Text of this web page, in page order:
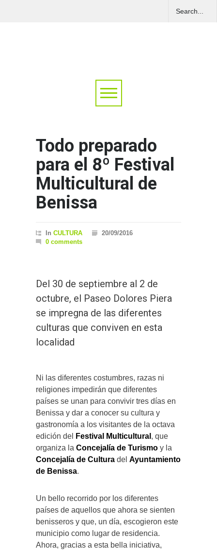
Todo preparado
para el 8º Festival
Multicultural de
Benissa
In CULTURA
20/09/2016
0 comments
Del 30 de septiembre al 2 de
octubre, el Paseo Dolores Piera
se impregna de las diferentes
culturas que conviven en esta
localidad
Ni las diferentes costumbres, razas ni
religiones impedirán que diferentes
países se unan para convivir tres días en
Benissa y dar a conocer su cultura y
gastronomía a los visitantes de la octava
edición del
Festival Multicultural , que
organiza la Concejalía de Turismo y la
Concejalía de Cultura del Ayuntamiento
de Benissa.
Un bello recorrido por los diferentes
países de aquellos que ahora se sienten
benisseros y que, un día, escogieron este
municipio como lugar de residencia.
Ahora, gracias a esta bella iniciativa,